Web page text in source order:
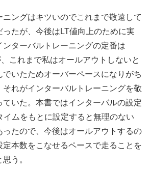
ングはキツいのでこれまで敬遠して
ったが、今後はLT値向上のために実
ンターバルトレーニングの定番は
これまで私はオールアウトしないと
いたためオーバーペースになりがち
それがインターバルトレーニングを敬
いた。本書ではインターバルの設定
イムをもとに設定すると無理のない
ったので、今後はオールアウトするの
定本数をこなせるペースで走ることを
う。